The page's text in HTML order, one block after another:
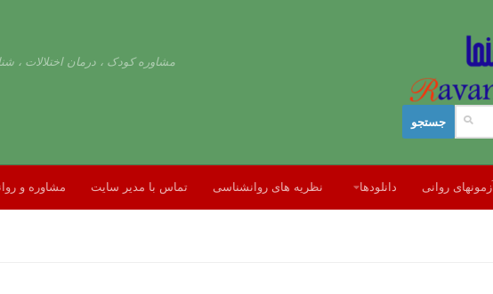
مشاوره کودک ، درمان اختلالات ،
آزمونهای روانی دانلودها نظریه های روانشناسی تماس با مدیر سایت مشاوره و